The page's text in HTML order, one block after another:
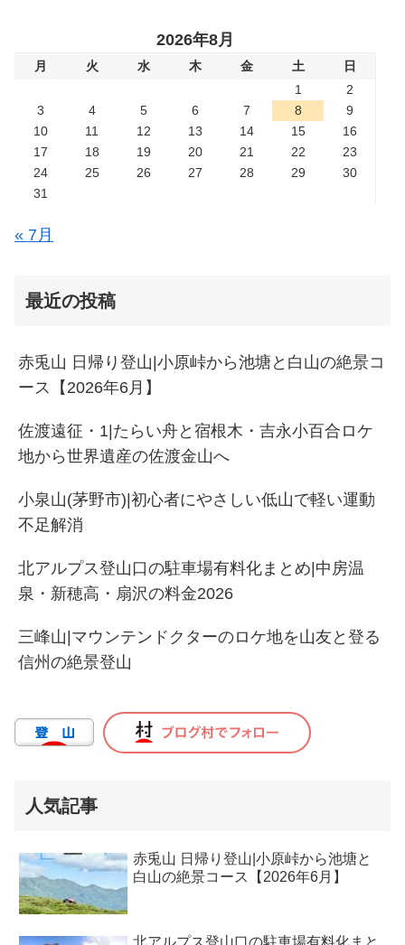
2026年8月
月 火 水 木 金 土
日
1
2
3
4 5 6 7 8
9
10
11 12 13 14 15
16
17
18 19 20 21 22
23
24
25 26 27 28 29
30
31
« 7月
最近の投稿
赤兎山 日帰り登山|小原峠から池塘と白山の絶景コ
ース【2026年6月】
佐渡遠征・1|たらい舟と宿根木・吉永小百合ロケ
地から世界遺産の佐渡金山へ
小泉山(茅野市)|初心者にやさしい低山で軽い運動
不足解消
北アルプス登山口の駐車場有料化まとめ|中房温
泉・新穂高・扇沢の料金2026
三峰山|マウンテンドクターのロケ地を山友と登る
信州の絶景登山
人気記事
赤兎山 日帰り登山|小原峠から池塘と
白山の絶景コース【2026年6月】
北アルプス登山口の駐車場有料化まと